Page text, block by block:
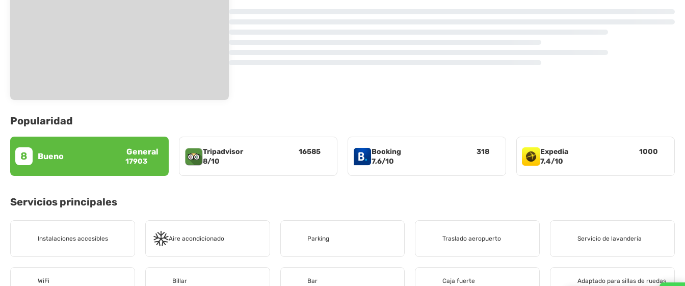
Popularidad
8 Bueno General
17903
Tripadvisor
8/10
16585
Booking
7,6/10
318
Expedia
7,4/10
1000
Servicios principales
Instalaciones accesibles Aire acondicionado Parking Traslado aeropuerto Servicio de lavandería
WiFi Billar Bar Caja fuerte Adaptado para sillas de ruedas